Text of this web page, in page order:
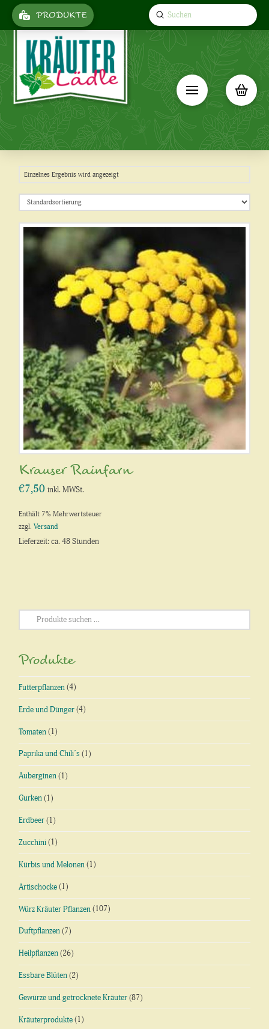
PRODUKTE Search
Submit
Einzelnes Ergebnis wird angezeigt
Krauser Rainfarn
€7,50 inkl. MWSt.
Enthält 7% Mehrwertsteuer
zzgl.Versand
Lieferzeit: ca. 48 Stunden
Suchen
nach:
Produkte
Futterpflanzen (4)
Erde und Dünger (4)
Tomaten (1)
Paprika und Chili´s (1)
Auberginen (1)
Gurken (1)
Erdbeer (1)
Zucchini (1)
Kürbis und Melonen (1)
Artischocke (1)
Würz Kräuter Pflanzen (107)
Duftpflanzen (7)
Heilpflanzen (26)
Essbare Blüten (2)
Gewürze und getrocknete Kräuter (87)
Kräuterprodukte (1)